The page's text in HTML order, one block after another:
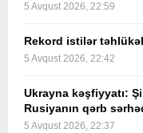
5 Avqust 2026, 22:59
Rekord istilər
5 Avqust 2026, 22:42
Ukrayna kəşfiyyatı:
Rusiyanın qərb
5 Avqust 2026, 22:37